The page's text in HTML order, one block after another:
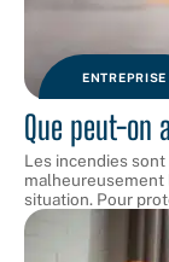
ENTREPRISE
Que peut-on
Les incendies
malheureusement
situation. Pour